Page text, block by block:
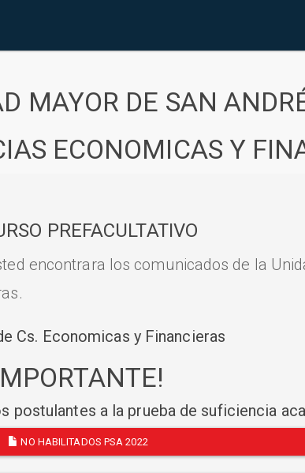
MAYOR DE SAN
ECONOMICAS Y
PREFACULTATIVO
encontrara los comunicados de la
Cs. Economicas y Financieras
postulantes a la prueba de suficiencia
NO HABILITADOS PSA 2022